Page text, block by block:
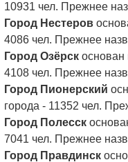
10931 чел. Прежнее
Город Нестеров
4086 чел. Прежнее
Город Озёрск основан
4108 чел. Прежнее
Город Пионерский
города - 11352 чел.
Город Полесск
7041 чел. Прежнее
Город Правдинск